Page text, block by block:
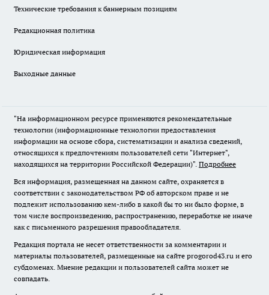
Технические требования к баннерным позициям
Редакционная политика
Юридическая информация
Выходные данные
"На информационном ресурсе применяются рекомендательные
технологии (информационные технологии предоставления
информации на основе сбора, систематизации и анализа сведений,
относящихся к предпочтениям пользователей сети "Интернет",
находящихся на территории Российской Федерации)". Подробнее
Вся информация, размещенная на данном сайте, охраняется в
соответствии с законодательством РФ об авторском праве и не
подлежит использованию кем-либо в какой бы то ни было форме, в
том числе воспроизведению, распространению, переработке не иначе
как с письменного разрешения правообладателя.
Редакция портала не несет ответственности за комментарии и
материалы пользователей, размещенные на сайте progorod43.ru и его
субдоменах. Мнение редакции и пользователей сайта может не
совпадать.